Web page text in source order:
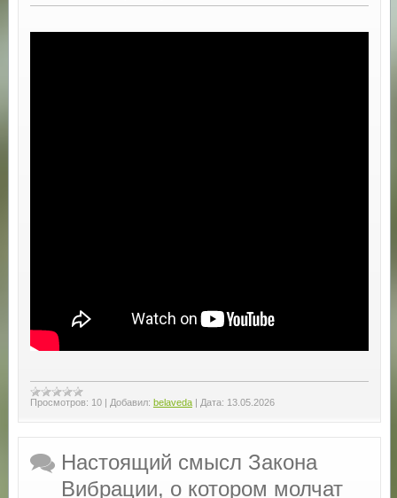
Просмотров: 10 | Добавил: belaveda | Дата: 13.05.2026
Настоящий смысл Закона
Вибрации, о котором молчат